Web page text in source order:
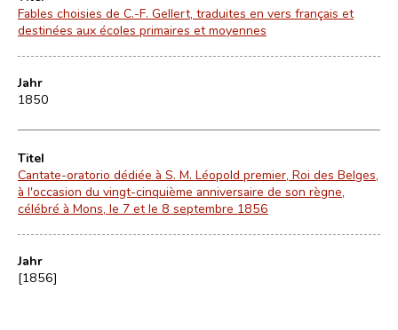
Fables choisies de C.-F. Gellert, traduites en vers français et
destinées aux écoles primaires et moyennes
Jahr
1850
Titel
Cantate-oratorio dédiée à S. M. Léopold premier, Roi des Belges,
à l'occasion du vingt-cinquième anniversaire de son règne,
célébré à Mons, le 7 et le 8 septembre 1856
Jahr
[1856]